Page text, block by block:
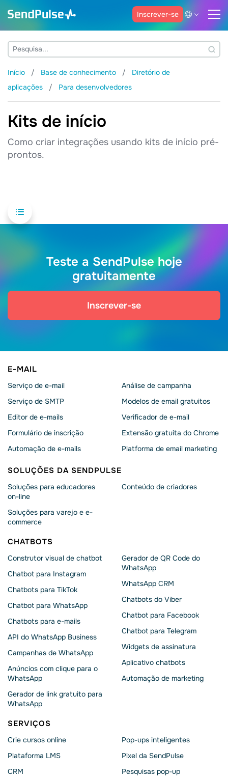
Inscrever-se
Início Base de conhecimento
Diretório de
aplicações
Para desenvolvedores
Kits de início
Como criar integrações usando kits de início pré-
prontos.
Teste a SendPulse hoje
gratuitamente
Inscrever-se
E-MAIL
Serviço de e-mail
Serviço de SMTP
Editor de e-mails
Formulário de inscrição
Automação de e-mails
Análise de campanha
Modelos de email gratuitos
Verificador de e-mail
Extensão gratuita do Chrome
Platforma de email marketing
SOLUÇÕES DA SENDPULSE
Soluções para educadores
on-line
Soluções para varejo e e-
commerce
Conteúdo de criadores
CHATBOTS
Construtor visual de chatbot
Chatbot para Instagram
Chatbots para TikTok
Chatbot para WhatsApp
Chatbots para e-mails
API do WhatsApp Business
Campanhas de WhatsApp
Anúncios com clique para o
WhatsApp
Gerador de link gratuito para
WhatsApp
Gerador de QR Code do
WhatsApp
WhatsApp CRM
Chatbots do Viber
Chatbot para Facebook
Chatbot para Telegram
Widgets de assinatura
Aplicativo chatbots
Automação de marketing
SERVIÇOS
Crie cursos online
Plataforma LMS
CRM
Pop-ups inteligentes
Pixel da SendPulse
Pesquisas pop-up